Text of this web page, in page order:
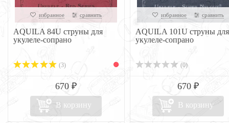
избранное сравнить
AQUILA 84U струны для
укулеле-сопрано
(3)
670 ₽
В корзину
избранное сравнить
AQUILA 101U струны для
укулеле-сопрано
(0)
670 ₽
В корзину